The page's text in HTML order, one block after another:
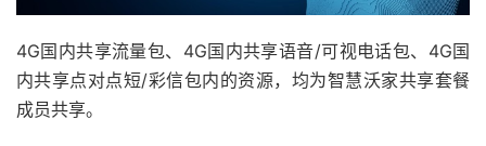
4G国内共享流量包、4G国内共享语音/可视电话包、4G国
内共享点对点短/彩信包内的资源，均为智慧沃家共享套餐
成员共享。